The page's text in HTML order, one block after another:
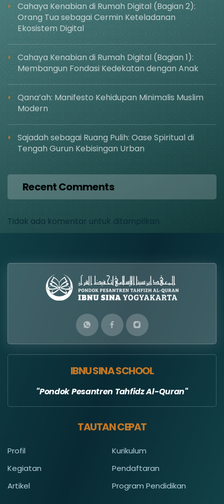
Cahaya Kenabian di Rumah Digital (Bagian 2):
Orang Tua sebagai Cermin Keteladanan
Ekosistem Digital
Cahaya Kenabian di Rumah Digital (Bagian 1):
Membangun Fondasi Kedekatan dengan Anak
Qana’ah: Manifesto Kehidupan Minimalis Muslim
Modern
Sajadah sebagai Ruang Pulih: Oase Spiritual di
Tengah Gurun Kebisingan Urban
Recent Comments
Tidak ada komentar untuk ditampilkan.
IBNU SINA SCHOOL
Pondok Pesantren Tahfidz Al-Quran
TAUTAN CEPAT
Profil
Kurikulum
Kegiatan
Pendaftaran
Artikel
Program Pendidikan